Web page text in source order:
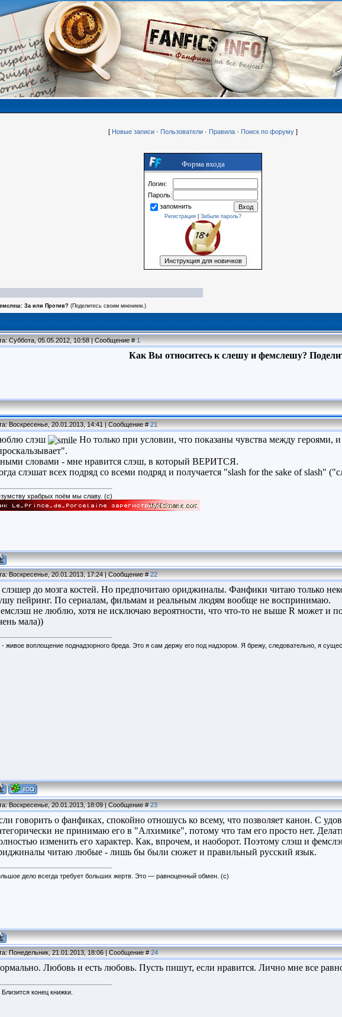
[ Новые записи · Пользователи · Правила · Поиск по форуму ]
Форма входа
Логин:
Пароль:
запомнить
Регистрация Забыли пароль?
За или Против? (Поделитесь своим мнением.)
Суббота, 05.05.2012, 10:58 | Сообщение #1
Как Вы относитесь к слешу и фемслешу?
Воскресенье, 20.01.2013, 14:41 | Сообщение #21
слэш
Но только при условии, что показаны чувства между героями,
словами - мне нравится слэш, в который ВЕРИТСЯ.
слэшат всех подряд со всеми подряд и получается "slash for the sake of slash"
храбрых поём мы славу. (с)
Воскресенье, 20.01.2013, 17:24 | Сообщение #22
до мозга костей. Но предпочитаю ориджиналы. Фанфики читаю только
пейринг. По сериалам, фильмам и реальным людям вообще не воспринимаю.
не люблю, хотя не исключаю вероятности, что что-то не выше R может и
мала))
живое воплощение поднадзорного бреда. Это я сам держу его под надзором. Я брежу, следовательно, я
Воскресенье, 20.01.2013, 18:09 | Сообщение #23
говорить о фанфиках, спокойно отношусь ко всему, что позволяет канон. С
не принимаю его в "Алхимике", потому что там его просто нет. Делать
изменить его характер. Как, впрочем, и наоборот. Поэтому слэш и
читаю любые - лишь бы были сюжет и правильный русский язык.
дело всегда требует больших жертв. Это — равноценный обмен. (с)
Понедельник, 21.01.2013, 18:06 | Сообщение #24
Любовь и есть любовь. Пусть пишут, если нравится. Лично мне все
конец книжки.